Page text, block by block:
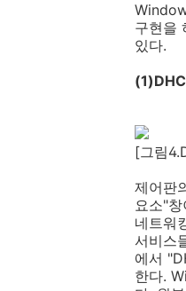
구현을
있다.
[그림
제어판
요소"
네트워
서비스
에서
한다.